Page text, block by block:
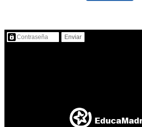
Contenido protegido…